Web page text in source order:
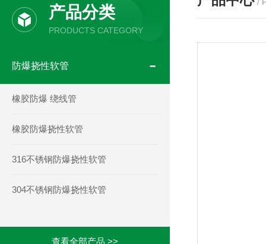
产品分类
PRODUCTS CATEGORY
防爆挠性软管
橡胶防爆 绕线管
橡胶防爆挠性软管
316不锈钢防爆挠性软管
304不锈钢防爆挠性软管
查看全部产品 >>